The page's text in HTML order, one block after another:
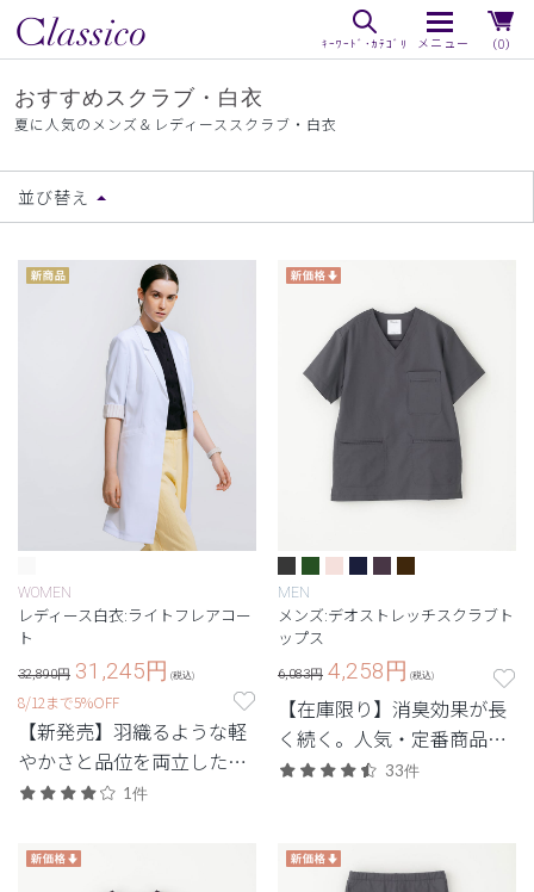
（0）
おすすめスクラブ・白衣
夏に人気のメンズ＆レディーススクラブ・白衣
並び替え
WOMEN
レディース白衣:ライトフレアコー
ト
32,890円 31,245円 (税込)
8/12まで5%OFF
【新発売】羽織るような軽
やかさと品位を両立した、
最軽量級の白衣。
1件
MEN
メンズ:デオストレッチスクラブト
ップス
6,083円 4,258円 (税込)
【在庫限り】消臭効果が長
く続く。人気・定番商品の
デオをアップデートした機
33件